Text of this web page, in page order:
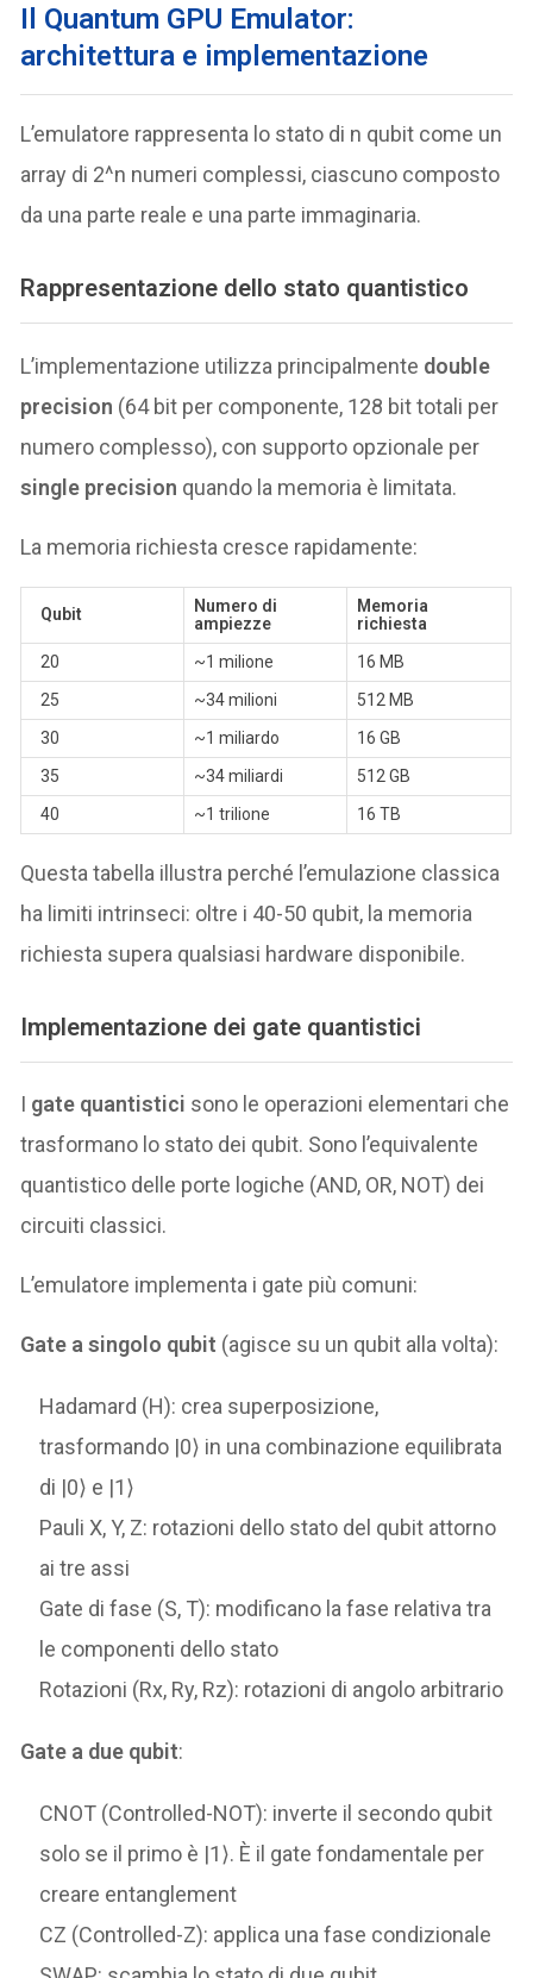
Il Quantum GPU Emulator:
architettura e implementazione
L’emulatore rappresenta lo stato di n qubit come un
array di 2^n numeri complessi, ciascuno composto
da una parte reale e una parte immaginaria.
Rappresentazione dello stato quantistico
L’implementazione utilizza principalmente double
precision (64 bit per componente, 128 bit totali per
numero complesso), con supporto opzionale per
single precision quando la memoria è limitata.
La memoria richiesta cresce rapidamente:
Qubit
Numero di
ampiezze
Memoria
richiesta
20
~1 milione
16 MB
25
~34 milioni
512 MB
30
~1 miliardo
16 GB
35
~34 miliardi
512 GB
40
~1 trilione 16 TB
Questa tabella illustra perché l’emulazione classica
ha limiti intrinseci: oltre i 40-50 qubit, la memoria
richiesta supera qualsiasi hardware disponibile.
Implementazione dei gate quantistici
I gate quantistici sono le operazioni elementari che
trasformano lo stato dei qubit. Sono l’equivalente
quantistico delle porte logiche (AND, OR, NOT) dei
circuiti classici.
L’emulatore implementa i gate più comuni:
Gate a singolo qubit (agisce su un qubit alla volta):
Hadamard (H): crea superposizione,
trasformando |0⟩ in una combinazione equilibrata
di |0⟩ e |1⟩
Pauli X, Y, Z: rotazioni dello stato del qubit attorno
ai tre assi
Gate di fase (S, T): modificano la fase relativa tra
le componenti dello stato
Rotazioni (Rx, Ry, Rz): rotazioni di angolo arbitrario
Gate a due qubit:
CNOT (Controlled-NOT): inverte il secondo qubit
solo se il primo è |1⟩. È il gate fondamentale per
creare entanglement
CZ (Controlled-Z): applica una fase condizionale